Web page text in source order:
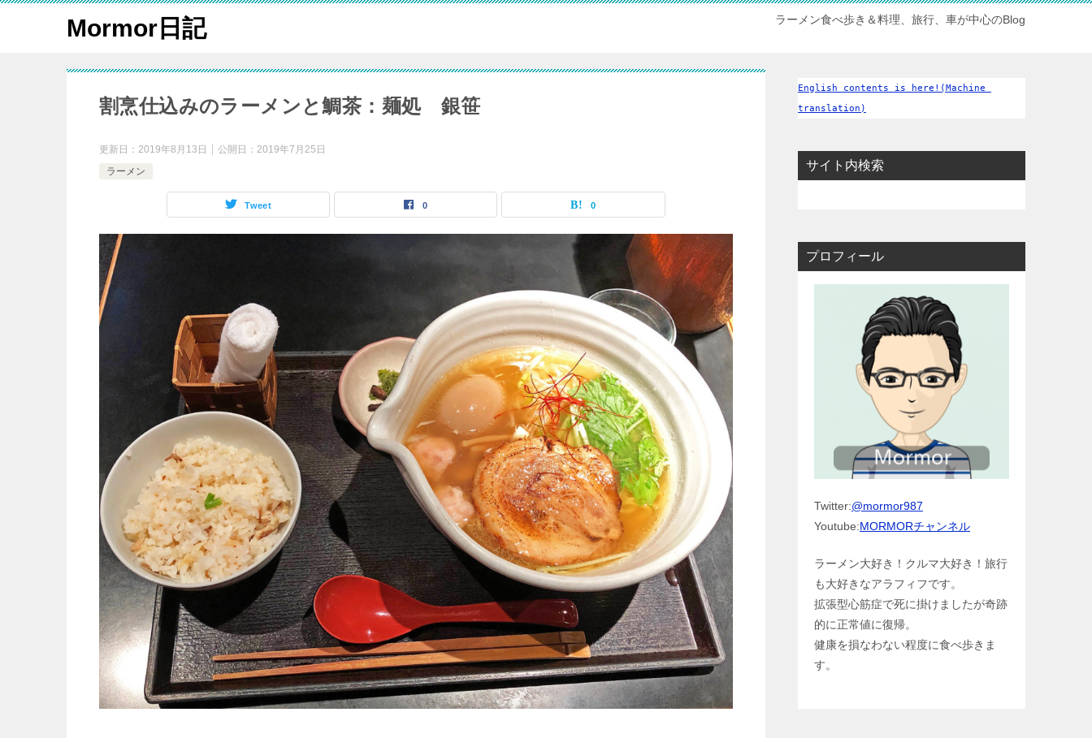
Mormor日記 ラーメン食べ歩き＆料理、旅行、車が中心のBlog
割烹仕込みのラーメンと鯛茶：麺処 銀笹
更新日： 2019年8月13日 公開日： 2019年7月25日
ラーメン
Tweet 0 0
English contents is here!(Machine
translation)
サイト内検索
プロフィール
Twitter:@mormor987
Youtube:MORMORチャンネル
ラーメン大好き！クルマ大好き！旅行
も大好きなアラフィフです。
拡張型心筋症で死に掛けましたが奇跡
的に正常値に復帰。
健康を損なわない程度に食べ歩きま
す。